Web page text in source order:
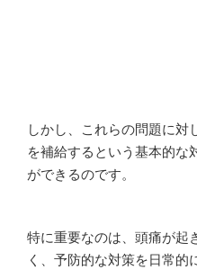
しかし、これらの問題に対
を補給するという基本的な
ができるのです。
特に重要なのは、頭痛が起
く、予防的な対策を日常的